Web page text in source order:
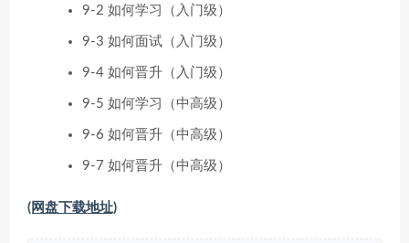
9-2 如何学习（入门级）
9-3 如何面试（入门级）
9-4 如何晋升（入门级）
9-5 如何学习（中高级）
9-6 如何晋升（中高级）
9-7 如何晋升（中高级）
(网盘下载地址)